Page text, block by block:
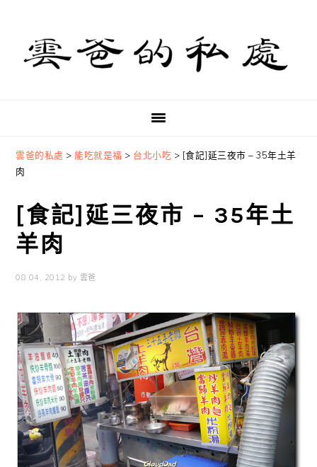
primary
navigation
content
primary
sidebar
雲爸的私處 > 能吃就是福 > 台北小吃 > [食記]延三夜市 – 35年土羊
肉
[食記]延三夜市 – 35年土
羊肉
08 04, 2012 by 雲爸